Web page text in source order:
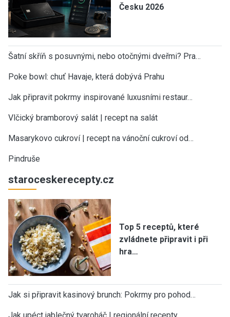
Česku 2026
Šatní skříň s posuvnými, nebo otočnými dveřmi? Pra…
Poke bowl: chuť Havaje, která dobývá Prahu
Jak připravit pokrmy inspirované luxusními restaur…
Vlčický bramborový salát | recept na salát
Masarykovo cukroví | recept na vánoční cukroví od…
Pindruše
staroceskerecepty.cz
Top 5 receptů, které
zvládnete připravit i při
hra…
Jak si připravit kasinový brunch: Pokrmy pro pohod…
Jak upéct jablečný tvaroháč | regionální recepty